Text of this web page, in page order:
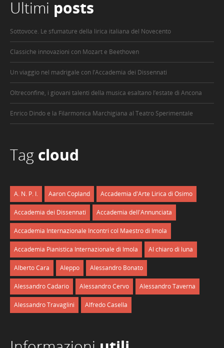
Ultimi posts
Sottovoce. Le sfumature della lirica italiana del Novecento
Classiche innovazioni con Mozart e Beethoven
Un viaggio nel madrigale con l’Accademia dei Dissennati
Oltreconfine, i giovani talenti della musica esaltano l’estate di Ancona
Enrico Dindo e la Filarmonica Marchigiana al Teatro Sperimentale
Tag cloud
A. N. P. I. Aaron Copland Accademia d'Arte Lirica di Osimo
Accademia dei Dissennati Accademia dell'Annunciata
Accademia Internazionale Incontri col Maestro di Imola
Accademia Pianistica Internazionale di Imola Al chiaro di luna
Alberto Cara Aleppo Alessandro Bonato
Alessandro Cadario Alessandro Cervo Alessandro Taverna
Alessandro Travaglini Alfredo Casella